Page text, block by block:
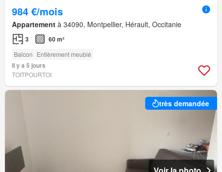
984 €/mois
Appartement à 34090, Montpellier, Hérault, Occitanie
3 60 m²
Balcon Entièrement meublé
Il y a 5 jours
TOITPOURTOI
très demandée